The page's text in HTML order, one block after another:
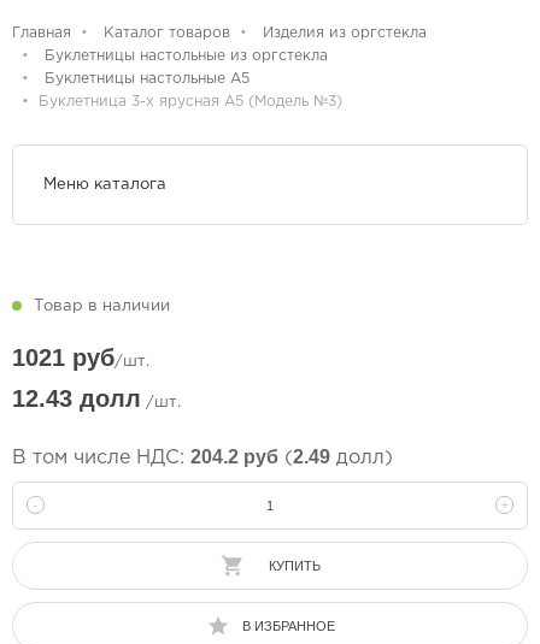
Главная Каталог товаров
Изделия из оргстекла
Буклетницы настольные из оргстекла
Буклетницы настольные А5
Буклетница 3-х ярусная А5 (Модель №3)
Меню каталога
Товар в наличии
1021 руб/шт.
12.43 долл /шт.
В том числе НДС: 204.2 руб (2.49 долл)
- +
КУПИТЬ
В ИЗБРАННОЕ